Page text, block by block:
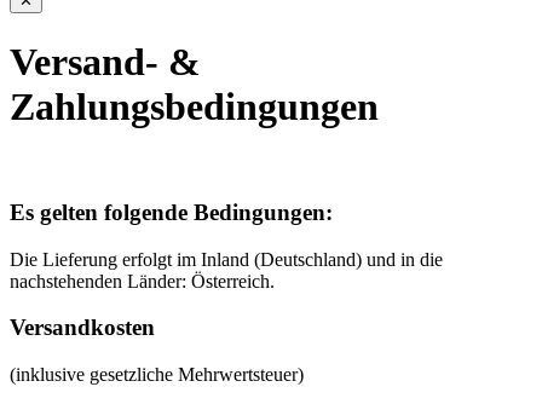
Versand- &
Zahlungsbedingungen
Es gelten folgende Bedingungen:
Die Lieferung erfolgt im Inland (Deutschland) und in die
nachstehenden Länder: Österreich.
Versandkosten
(inklusive gesetzliche Mehrwertsteuer)